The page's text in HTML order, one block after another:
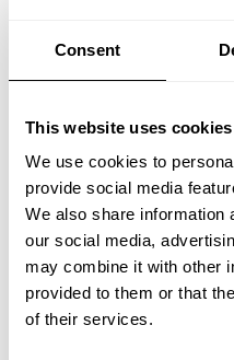
Consent
This website uses cookies
We use cookies to
provide social media
We also share information
our social media,
may combine it with other
provided to them or that
of their services.